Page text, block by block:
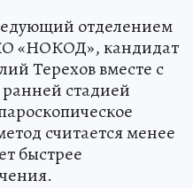
отделением
«НОКОД», кандидат
Терехов вместе с
стадией
считается менее
быстрее